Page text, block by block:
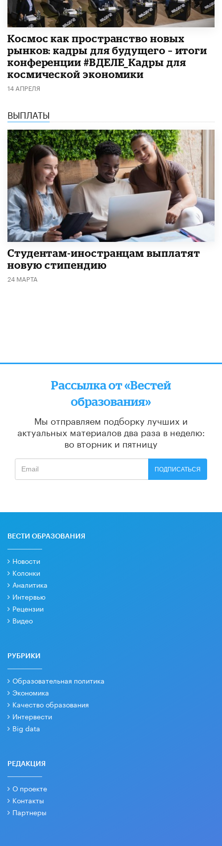
Космос как пространство новых
рынков: кадры для будущего – итоги
конференции #ВДЕЛЕ_Кадры для
космической экономики
14 АПРЕЛЯ
ВЫПЛАТЫ
Студентам-иностранцам выплатят
новую стипендию
24 МАРТА
Рассылка от «Вестей
образования»
Мы отправляем подборку лучших и
актуальных материалов два раза в неделю:
во вторник и пятницу
ПОДПИСАТЬСЯ
ВЕСТИ ОБРАЗОВАНИЯ
Новости
Колонки
Аналитика
Интервью
Рецензии
Видео
РУБРИКИ
Образовательная политика
Экономика
Качество образования
Интервести
Big data
РЕДАКЦИЯ
О проекте
Контакты
Партнеры